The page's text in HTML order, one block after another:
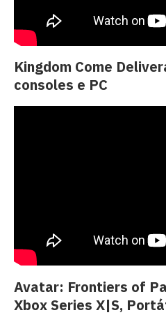
Kingdom Come
consoles e PC
Avatar: Frontiers of
Xbox Series X|S,